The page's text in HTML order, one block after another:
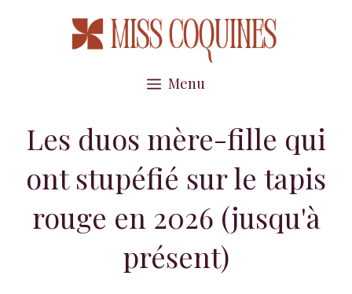
Menu
Les duos mère-fille qui
ont stupéfié sur le tapis
rouge en 2026 (jusqu'à
présent)